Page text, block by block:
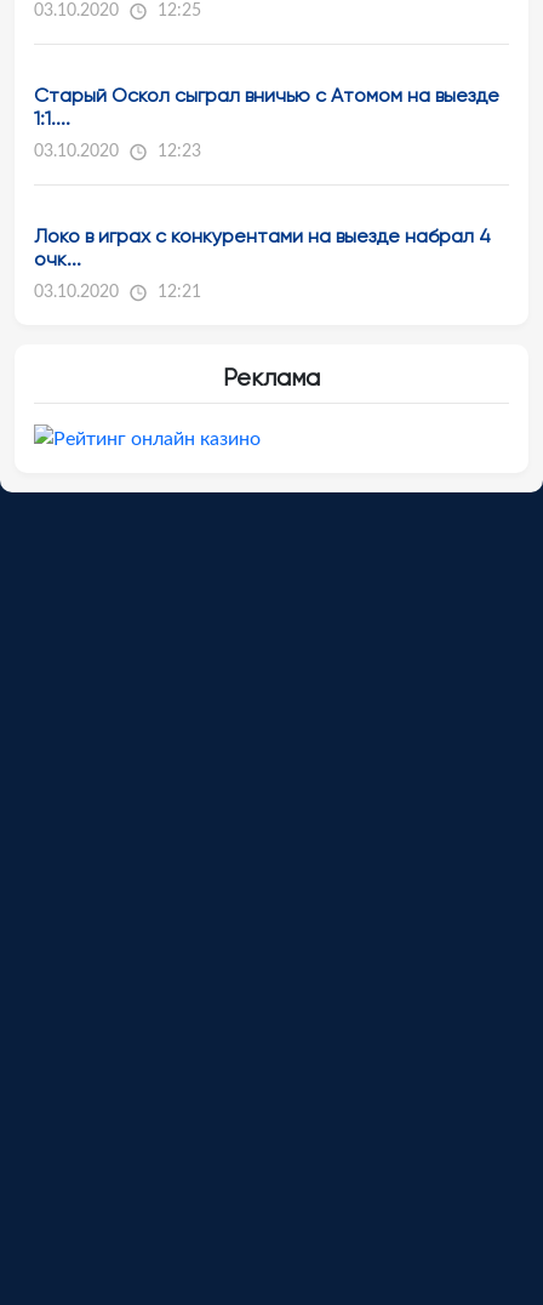
03.10.2020 12:25
Старый Оскол сыграл вничью с Атомом на выезде
1:1....
03.10.2020 12:23
Локо в играх с конкурентами на выезде набрал 4
очк...
03.10.2020 12:21
Реклама